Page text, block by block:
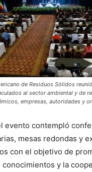
de Residuos Sólidos
al sector ambiental y de
empresas, autoridades y
evento contempló
mesas redondas y
con el objetivo de
y la